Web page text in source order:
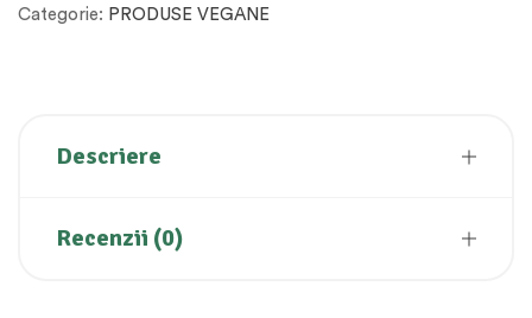
Categorie: PRODUSE VEGANE
Descriere
Recenzii (0)